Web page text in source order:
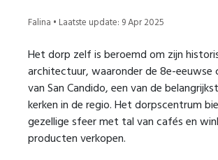
Falina • Laatste update: 9 Apr 2025
Het dorp zelf is beroemd om zijn
architectuur, waaronder de 8e-eeuwse
van San Candido, een van de
kerken in de regio. Het dorpscentrum
gezellige sfeer met tal van cafés en
producten verkopen.